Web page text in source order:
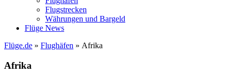
Flugstrecken
Währungen und Bargeld
Flüge News
Flüge.de » Flughäfen » Afrika
Afrika